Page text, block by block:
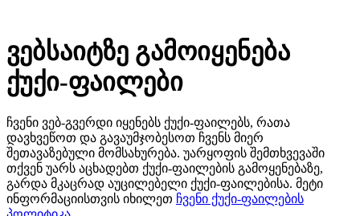
ვებსაიტზე გამოიყენება
ქუქი-ფაილები
ჩვენი ვებ-გვერდი იყენებს ქუქი-ფაილებს, რათა
დავხვეწოთ და გავაუმჯობესოთ ჩვენს მიერ
შეთავაზებული მომსახურება. უარყოფის შემთხვევაში
თქვენ უარს აცხადებთ ქუქი-ფაილების გამოყენებაზე,
გარდა მკაცრად აუცილებელი ქუქი-ფაილებისა. მეტი
ინფორმაციისთვის იხილეთ ჩვენი ქუქი-ფაილების